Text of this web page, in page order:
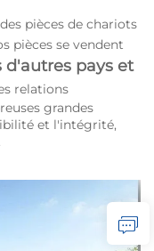
pièces de chariots
pièces se vendent
d'autres pays et
relations
grandes
et l'intégrité,